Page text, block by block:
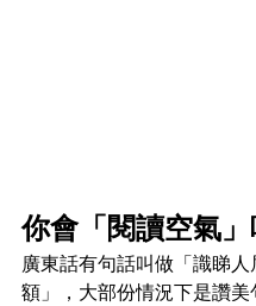
你會「閱讀空氣」
廣東話有句話叫做「識睇人
額」，大部份情況下是讚美